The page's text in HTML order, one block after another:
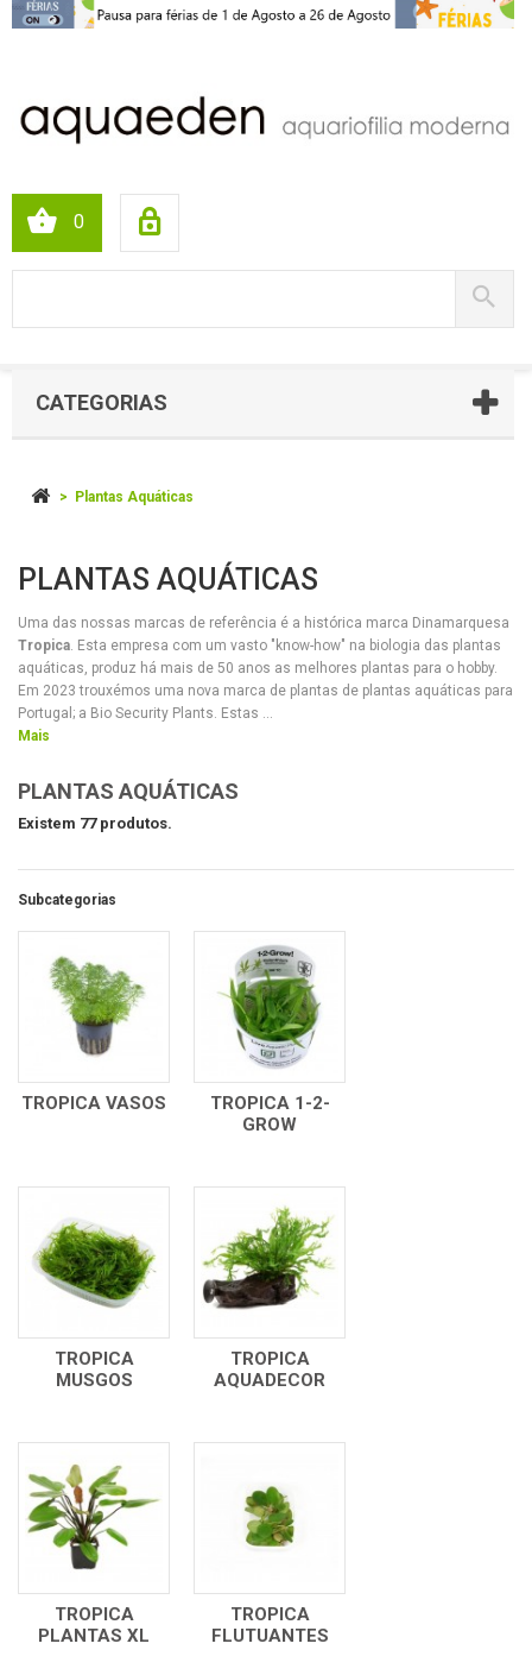
0
CATEGORIAS
> Plantas Aquáticas
PLANTAS AQUÁTICAS
Uma das nossas marcas de referência é a histórica marca Dinamarquesa
Tropica . Esta empresa com um vasto "know-how" na biologia das plantas
aquáticas, produz há mais de 50 anos as melhores plantas para o hobby.
Em 2023 trouxémos uma nova marca de plantas de plantas aquáticas para
Portugal; a Bio Security Plants. Estas ...
Mais
PLANTAS AQUÁTICAS
Existem 77 produtos.
Subcategorias
TROPICA VASOS
TROPICA 1-2-
GROW
TROPICA
MUSGOS
TROPICA
AQUADECOR
TROPICA
PLANTAS XL
TROPICA
FLUTUANTES